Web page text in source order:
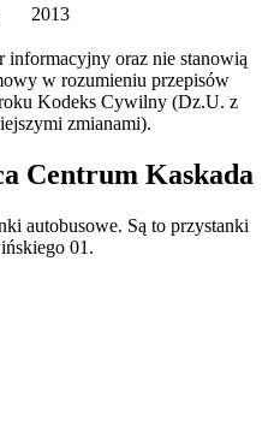
2013
informacyjny oraz nie stanowią
w rozumieniu przepisów
Kodeks Cywilny (Dz.U. z
zmianami).
Centrum Kaskada
autobusowe. Są to przystanki
01.